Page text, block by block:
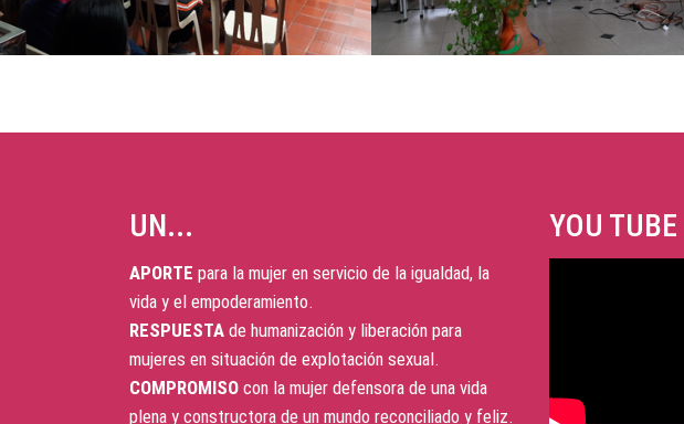
UN...
APORTE para la mujer en servicio de la igualdad, la
vida y el empoderamiento.
RESPUESTA de humanización y liberación para
mujeres en situación de explotación sexual.
COMPROMISO con la mujer defensora de una vida
plena y constructora de un mundo reconciliado y feliz.
YOU TUBE